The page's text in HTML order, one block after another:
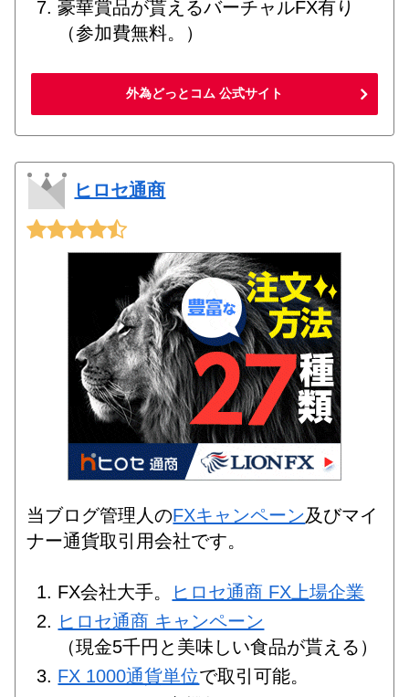
豪華賞品が貰えるバーチャルFX有り
（参加費無料。）
外為どっとコム 公式サイト
ヒロセ通商
当ブログ管理人のFXキャンペーン及びマイ
ナー通貨取引用会社です。
FX会社大手。
ヒロセ通商 FX上場企業
ヒロセ通商 キャンペーン
（現金5千円と美味しい食品が貰える）
FX 1000通貨単位で取引可能。